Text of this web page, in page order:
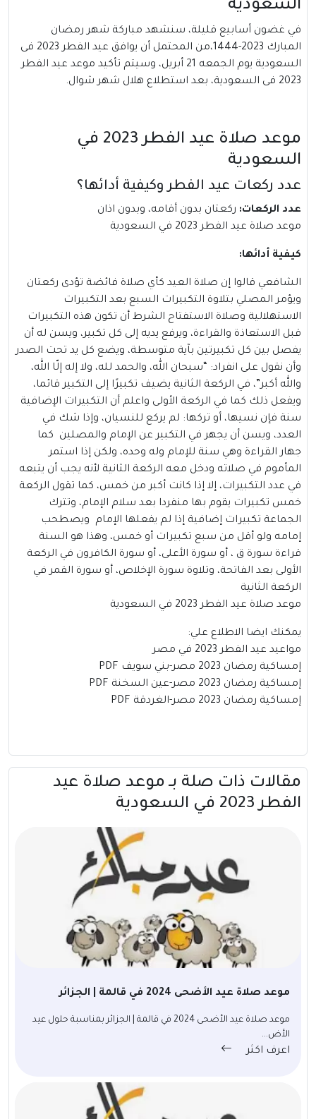
السعودية
في غضون أسابيع قليلة، سنشهد مباركة شهر رمضان
المبارك 2023-1444،من المحتمل أن يوافق عيد الفطر 2023 فى
السعودية يوم الجمعه 21 أبريل، وسيتم تأكيد موعد عيد الفطر
2023 فى السعودية، بعد استطلاع هلال شهر شوال.
موعد صلاة عيد الفطر 2023 في
السعودية
عدد ركعات عيد الفطر وكيفية أدائها؟
عدد الركعات: ركعتان بدون أقامه، وبدون اذان
موعد صلاة عيد الفطر 2023 في السعودية
كيفية أدائها:
الشافعي قالوا إن صلاة العيد كأي صلاة فائضة تؤدى ركعتان
ويؤمر المصلي بتلاوة التكبيرات السبع بعد التكبيرات
الاستهلالية وصلاة الاستفتاح الشرط أن تكون هذه التكبيرات
قبل الاستعاذة والقراءة، ويرفع يديه إلى كل تكبير، ويسن له أن
يفصل بين كل تكبيرتين بآية متوسطة، ويضع كل يد تحت الصدر
وأن نقول على انفراد: “سبحان الله، والحمد لله، ولا إله إلّا الله،
والله أكبر”، في الركعة الثانية يضيف تكبيرًا إلى التكبير قائما،
ويفعل ذلك كما في الركعة الأولى واعلم أن التكبيرات الإضافية
سنة فإن نسيها، أو تركها: لم يركع للنسيان، وإذا شك في
العدد، ويسن أن يجهر في التكبير عن الإمام والمصلين كما
جهار القراءة وهي سنة للإمام وله وحده، ولكن إذا استمر
المأموم في صلاته ودخل معه الركعة الثانية لأنه يجب أن يتبعه
في عدد التكبيرات، إلا إذا كانت أكبر من خمس، كما تقول الركعة
خمس تكبيرات يقوم بها منفردا بعد سلام الإمام، وتترك
الجماعة تكبيرات إضافية إذا لم يفعلها الإمام ويصطحب
إمامه ولو أقل من سبع تكبيرات أو خمس، وهذا هو السنة
قراءة سورة ق ، أو سورة الأعلى، أو سورة الكافرون في الركعة
الأولى بعد الفاتحة، وتلاوة سورة الإخلاص، أو سورة القمر في
الركعة الثانية
موعد صلاة عيد الفطر 2023 في السعودية
يمكنك ايضا الاطلاع علي:
مواعيد عيد الفطر 2023 في مصر
إمساكية رمضان 2023 مصر-بني سويف PDF
إمساكية رمضان 2023 مصر-عين السخنة PDF
إمساكية رمضان 2023 مصر-الغردقة PDF
مقالات ذات صلة بــ موعد صلاة عيد
الفطر 2023 في السعودية
موعد صلاة عيد الأضحى 2024 في قالمة | الجزائر
موعد صلاة عيد الأضحى 2024 في قالمة | الجزائر بمناسبة حلول عيد
الأض...
اعرف اكثر